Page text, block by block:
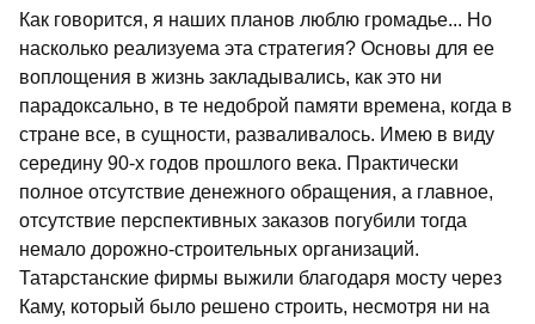
Как говорится, я наших планов люблю громадье... Но
насколько реализуема эта стратегия? Основы для ее
воплощения в жизнь закладывались, как это ни
парадоксально, в те недоброй памяти времена, когда в
стране все, в сущности, разваливалось. Имею в виду
середину 90-х годов прошлого века. Практически
полное отсутствие денежного обращения, а главное,
отсутствие перспективных заказов погубили тогда
немало дорожно-строительных организаций.
Татарстанские фирмы выжили благодаря мосту через
Каму, который было решено строить, несмотря ни на